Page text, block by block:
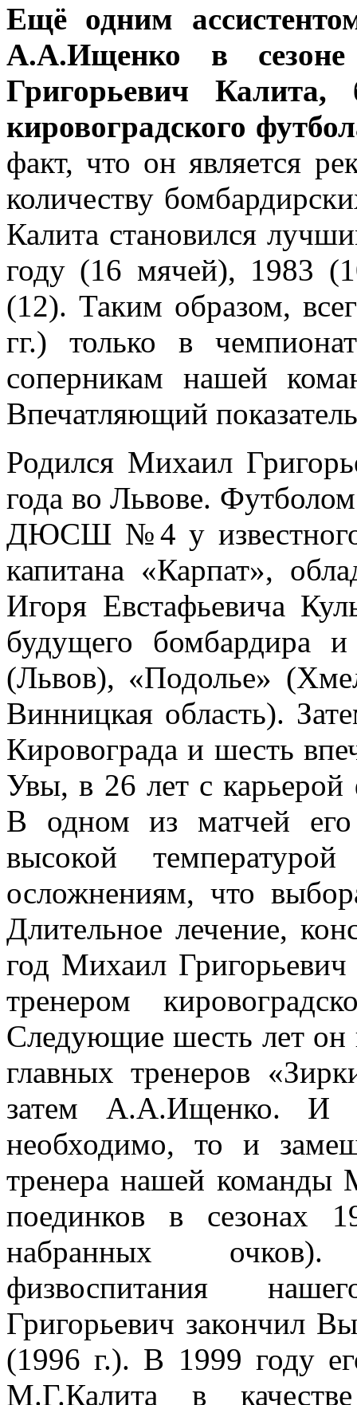
Ещё одним
А.А.Ищенко в
Григорьевич Калита,
кировоградского
факт, что он является
количеству
Калита становился
году (16 мячей), 1983
(12). Таким образом,
гг.) только в
соперникам нашей
Впечатляющий
Родился Михаил
года во Львове.
ДЮСШ №4 у известного
капитана «Карпат»,
Игоря Евстафьевича
будущего бомбардира
(Львов), «Подолье»
Винницкая область).
Кировограда и шесть
Увы, в 26 лет с карьерой
В одном из матчей
высокой
осложнениям, что
Длительное лечение,
год Михаил Григорьевич
тренером
Следующие шесть лет он
главных тренеров
затем А.А.Ищенко. И
необходимо, то и
тренера нашей команды
поединков в сезонах
набранных
физвоспитания
Григорьевич закончил
(1996 г.). В 1999 году
М.Г.Калита в